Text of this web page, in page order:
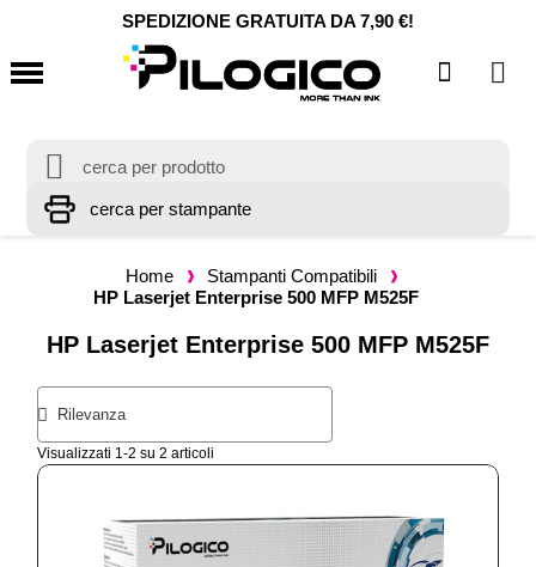
SPEDIZIONE GRATUITA DA 7,90 €!
Home
Stampanti Compatibili
HP Laserjet Enterprise 500 MFP M525F
HP Laserjet Enterprise 500 MFP M525F
Visualizzati 1-2 su 2 articoli